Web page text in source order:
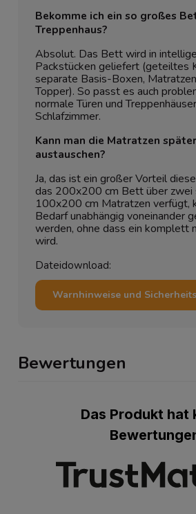
Bekomme ich ein so großes
Treppenhaus?
Absolut. Das Bett wird in
Packstücken geliefert (geteiltes
separate Basis-Boxen,
Topper). So passt es auch
normale Türen und
Schlafzimmer.
Kann man die Matratzen
austauschen?
Ja, das ist ein großer Vorteil
das 200x200 cm Bett über zwei
100x200 cm Matratzen verfügt,
Bedarf unabhängig voneinander
werden, ohne dass ein komplett
wird.
Dateidownload:
Warnhinweise und
Bewertungen
Das Produkt hat